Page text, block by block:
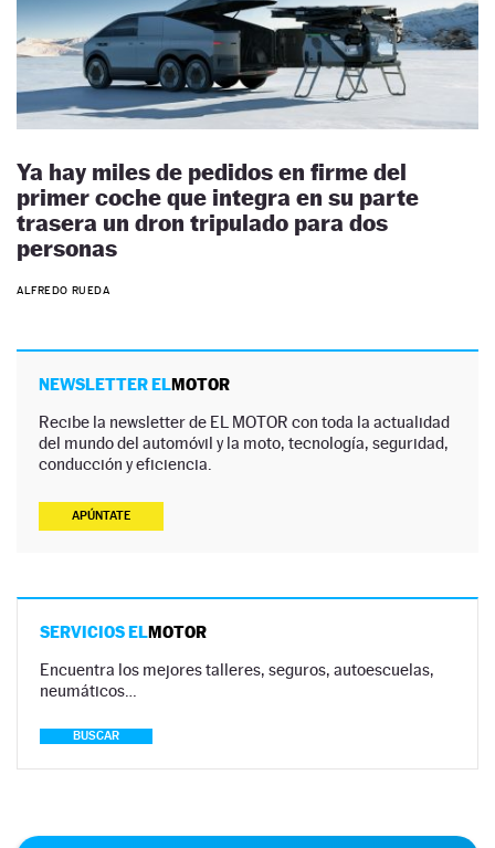
Ya hay miles de pedidos en firme del
primer coche que integra en su parte
trasera un dron tripulado para dos
personas
ALFREDO RUEDA
NEWSLETTER ELMOTOR
Recibe la newsletter de EL MOTOR con toda la actualidad
del mundo del automóvil y la moto, tecnología, seguridad,
conducción y eficiencia.
APÚNTATE
SERVICIOS ELMOTOR
Encuentra los mejores talleres, seguros, autoescuelas,
neumáticos…
BUSCAR